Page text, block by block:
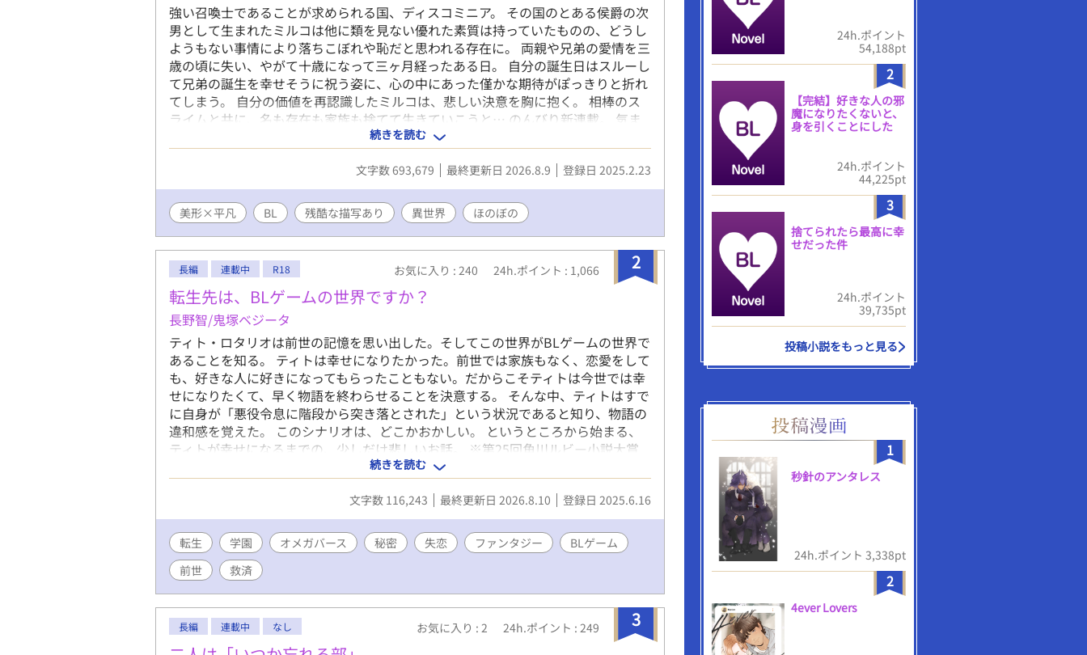
強い召喚士であることが求められる国、ディスコミニア。 その国のとある侯爵の次
男として生まれたミルコは他に類を見ない優れた素質は持っていたものの、どうし
ようもない事情により落ちこぼれや恥だと思われる存在に。 両親や兄弟の愛情を三
歳の頃に失い、やがて十歳になって三ヶ月経ったある日。 自分の誕生日はスルーし
て兄弟の誕生を幸せそうに祝う姿に、心の中にあった僅かな期待がぽっきりと折れ
てしまう。 自分の価値を再認識したミルコは、悲しい決意を胸に抱く。 相棒のス
ライムと共に、名も存在も家族も捨てて生きていこうと… のんびり新連載。 気ま
ぐれ更新です。 BがLするまでかなり時間が掛かる予定ですので注意！ サブCPに人
外CPはありますが、主人公は人外CPにはなりません。 （この世界での獣人は人間
の種類の一つですので人外ではないです。） ストックなくなるまでは07:10に公開
2026/06/22分からは19:10に公開 他サイトにも掲載してます
続きを読む
文字数 693,679 最終更新日 2026.8.9 登録日 2025.2.23
美形×平凡 BL 残酷な描写あり 異世界 ほのぼの
2
長編 連載中 R18 お気に入り : 240 24h.ポイント : 1,066
転生先は、BLゲームの世界ですか？
長野智/鬼塚ベジータ
ティト・ロタリオは前世の記憶を思い出した。そしてこの世界がBLゲームの世界で
あることを知る。 ティトは幸せになりたかった。前世では家族もなく、恋愛をして
も、好きな人に好きになってもらったこともない。だからこそティトは今世では幸
せになりたくて、早く物語を終わらせることを決意する。 そんな中、ティトはすで
に自身が「悪役令息に階段から突き落とされた」という状況であると知り、物語の
違和感を覚えた。 このシナリオは、どこかおかしい。 というところから始まる、
ティトが幸せになるまでの、少しだけ悲しいお話。 ※第25回角川ルビー小説大賞
最終選考作品です ※20260809〜：番外編のニコラの話、その後のレンサイドの話
を掲載。
続きを読む
文字数 116,243 最終更新日 2026.8.10 登録日 2025.6.16
転生 学園 オメガバース 秘密 失恋 ファンタジー
BLゲーム
前世
救済
3
長編 連載中 なし お気に入り : 2 24h.ポイント : 249
24h.ポイント
54,188pt
2
【完結】好きな人の邪
魔になりたくないと、
身を引くことにした
24h.ポイント
44,225pt
3
捨てられたら最高に幸
せだった件
24h.ポイント
39,735pt
投稿小説をもっと見る
1
秒針のアンタレス
24h.ポイント 3,338pt
2
4ever Lovers